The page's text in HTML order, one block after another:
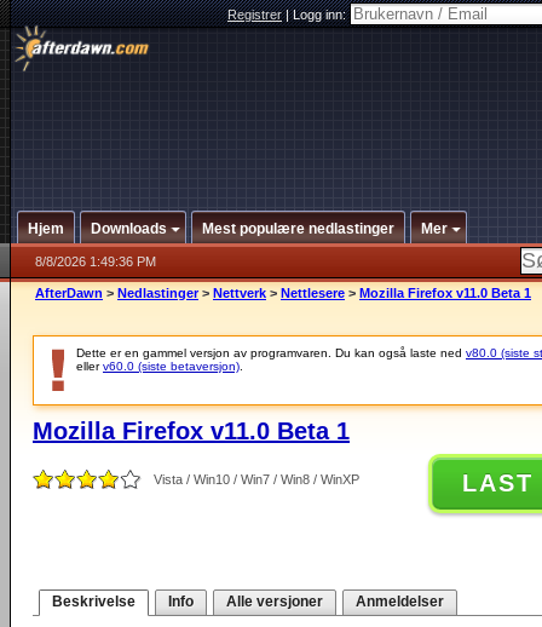
Registrer|Logg inn:
Hjem Downloads Mest populære nedlastinger Mer
8/8/2026 1:49:36 PM
AfterDawn > Nedlastinger > Nettverk > Nettlesere > Mozilla Firefox v11.0 Beta 1
Dette er en gammel versjon av programvaren. Du kan også laste ned v80.0 (siste
ellerv60.0 (siste betaversjon)
Mozilla Firefox v11.0 Beta 1
Vista / Win10 / Win7 / Win8 / WinXP LAST
Beskrivelse Info Alle versjoner Anmeldelser